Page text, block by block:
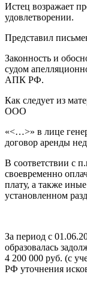
Истец возражает
удовлетворении.
Представил
Законность и
судом
АПК РФ.
Как следует из
ООО
«<…>» в лице
договор аренды
В соответствии с
своевременно
плату, а также
установленном
За период с
образовалась
4 200 000 руб. (с
РФ уточнения